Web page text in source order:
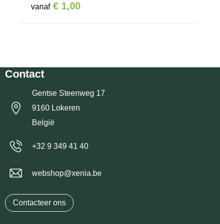
vanaf € 1,00
Contact
Gentse Steenweg 17
9160 Lokeren
België
+32 9 349 41 40
webshop@xenia.be
Contacteer ons